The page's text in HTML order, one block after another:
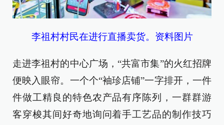
李祖村村民在进行直播卖货。资料图片
走进李祖村的中心广场，“共富市集”的火红招牌
便映入眼帘。一个个“袖珍店铺”一字排开，一件
件做工精良的特色农产品有序陈列，一群群游
客穿梭其间好奇地询问着手工艺品的制作技巧